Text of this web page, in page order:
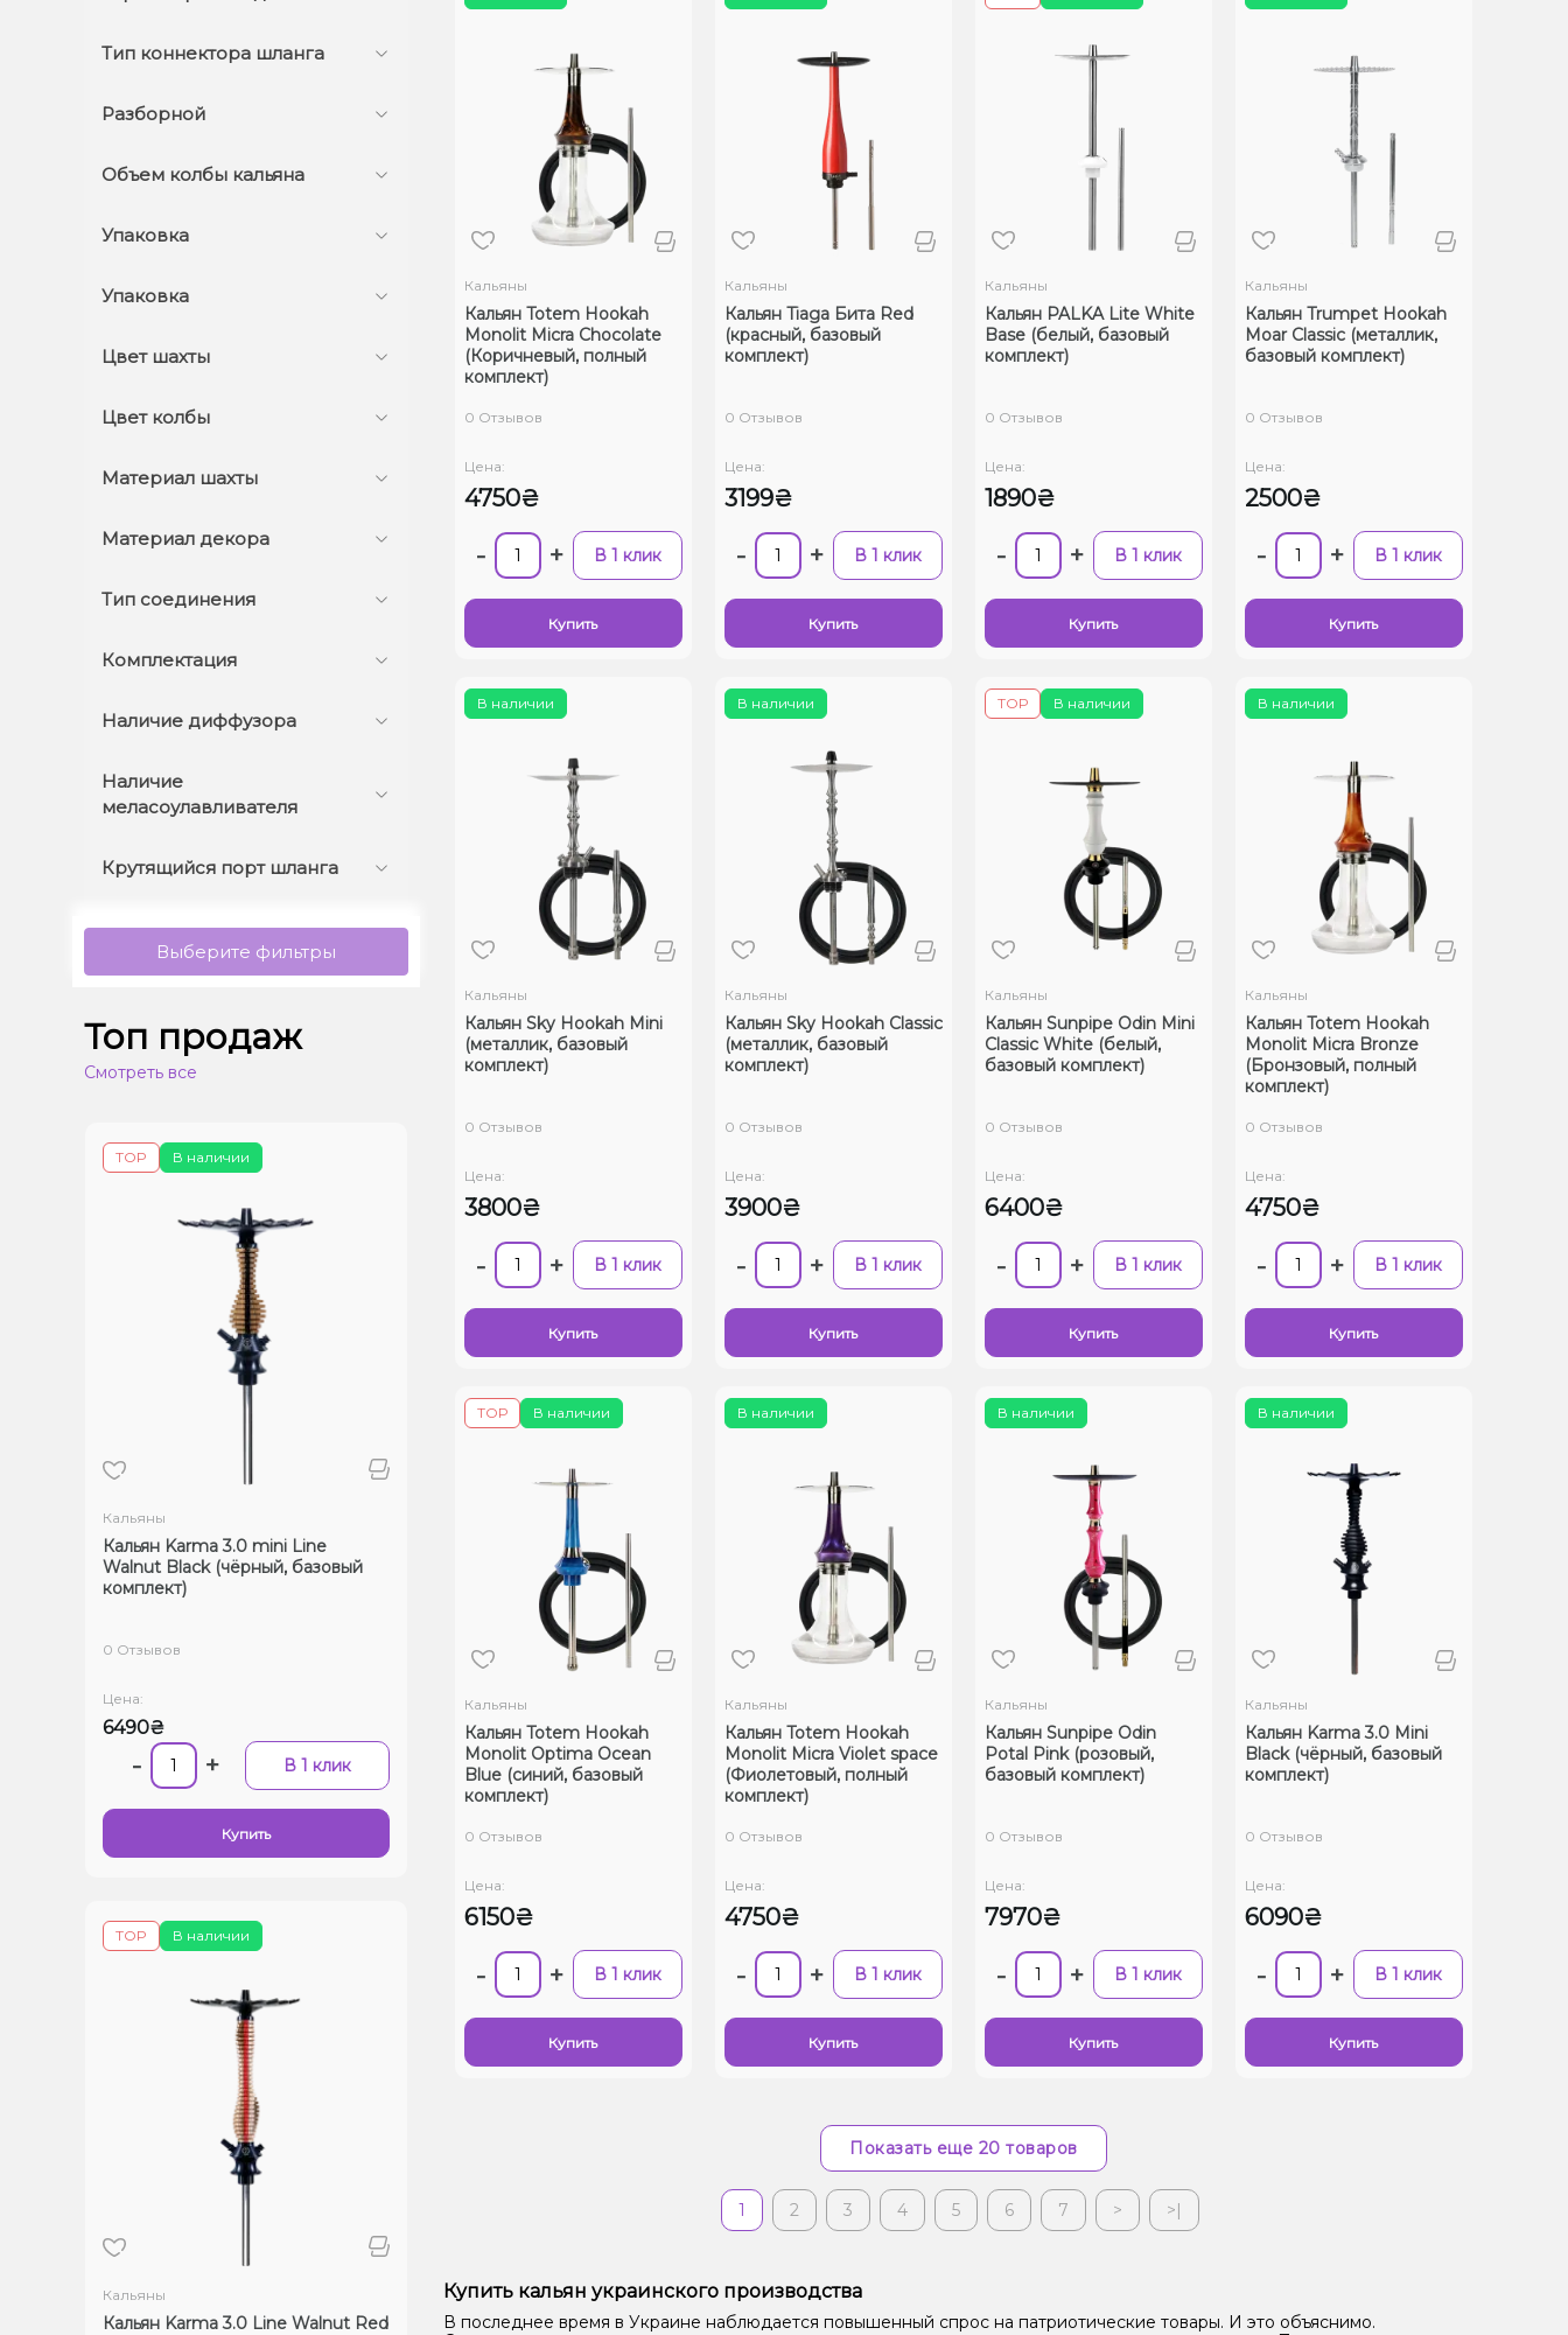
Тип коннектора шланга
Разборной
Объем колбы кальяна
Упаковка
Упаковка
Цвет шахты
Цвет колбы
Материал шахты
Материал декора
Тип соединения
Комплектация
Наличие диффузора
Наличие
меласоулавливателя
Крутящийся порт шланга
Выберите фильтры
Топ продаж
Смотреть все
В наличии
TOP
Кальяны
Кальян Karma 3.0 mini Line
Walnut Black (чёрный, базовый
комплект)
0 Отзывов
Цена:
6490₴
- + В 1 клик
Купить
В наличии
TOP
Кальяны
Кальян Karma 3.0 Line Walnut Red
Кальяны
Кальян Totem Hookah
Monolit Micra Chocolate
(Коричневый, полный
комплект)
0 Отзывов
Цена:
4750₴
- + В 1 клик
Купить
Кальяны
Кальян Tiaga Бита Red
(красный, базовый
комплект)
0 Отзывов
Цена:
3199₴
- + В 1 клик
Купить
Кальяны
Кальян PALKA Lite White
Base (белый, базовый
комплект)
0 Отзывов
Цена:
1890₴
- + В 1 клик
Купить
Кальяны
Кальян Trumpet Hookah
Moar Classic (металлик,
базовый комплект)
0 Отзывов
Цена:
2500₴
- + В 1 клик
Купить
В наличии
Кальяны
Кальян Sky Hookah Mini
(металлик, базовый
комплект)
0 Отзывов
Цена:
3800₴
- + В 1 клик
Купить
В наличии
Кальяны
Кальян Sky Hookah Classic
(металлик, базовый
комплект)
0 Отзывов
Цена:
3900₴
- + В 1 клик
Купить
В наличии
ТОР
Кальяны
Кальян Sunpipe Odin Mini
Classic White (белый,
базовый комплект)
0 Отзывов
Цена:
6400₴
- + В 1 клик
Купить
В наличии
Кальяны
Кальян Totem Hookah
Monolit Micra Bronze
(Бронзовый, полный
комплект)
0 Отзывов
Цена:
4750₴
- + В 1 клик
Купить
В наличии
ТОР
Кальяны
Кальян Totem Hookah
Monolit Optima Ocean
Blue (синий, базовый
комплект)
0 Отзывов
Цена:
6150₴
- + В 1 клик
Купить
В наличии
Кальяны
Кальян Totem Hookah
Monolit Micra Violet space
(Фиолетовый, полный
комплект)
0 Отзывов
Цена:
4750₴
- + В 1 клик
Купить
В наличии
Кальяны
Кальян Sunpipe Odin
Potal Pink (розовый,
базовый комплект)
0 Отзывов
Цена:
7970₴
- + В 1 клик
Купить
В наличии
Кальяны
Кальян Karma 3.0 Mini
Black (чёрный, базовый
комплект)
0 Отзывов
Цена:
6090₴
- + В 1 клик
Купить
Показать еще 20 товаров
1 2 3 4 5 6 7 > >|
Купить кальян украинского производства
В последнее время в Украине наблюдается повышенный спрос на патриотические товары. И это объяснимо.